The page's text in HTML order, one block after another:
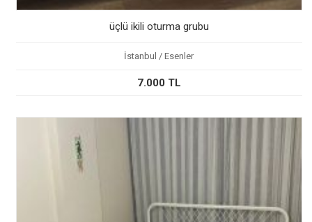
üçlü ikili oturma grubu
İstanbul / Esenler
7.000 TL